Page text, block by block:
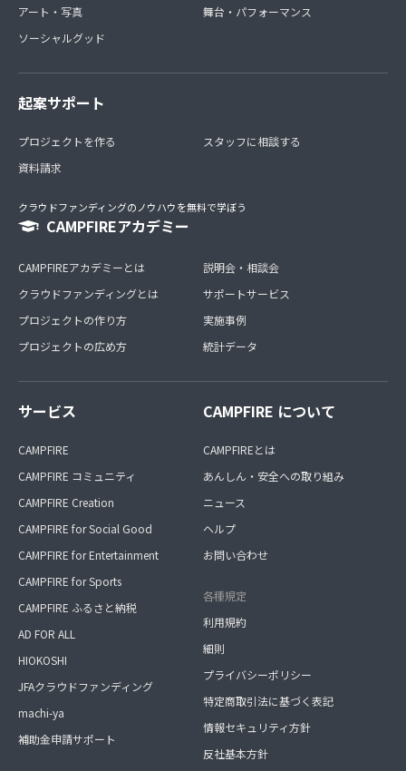
アート・写真
ソーシャルグッド
舞台・パフォーマンス
起案サポート
プロジェクトを作る
資料請求
スタッフに相談する
クラウドファンディングのノウハウを無料で学ぼう
CAMPFIREアカデミー
CAMPFIREアカデミーとは
クラウドファンディングとは
プロジェクトの作り方
プロジェクトの広め方
説明会・相談会
サポートサービス
実施事例
統計データ
サービス
CAMPFIRE
CAMPFIRE コミュニティ
CAMPFIRE Creation
CAMPFIRE for Social Good
CAMPFIRE for Entertainment
CAMPFIRE for Sports
CAMPFIRE ふるさと納税
AD FOR ALL
HIOKOSHI
JFAクラウドファンディング
machi-ya
補助金申請サポート
CAMPFIRE について
CAMPFIREとは
あんしん・安全への取り組み
ニュース
ヘルプ
お問い合わせ
各種規定
利用規約
細則
プライバシーポリシー
特定商取引法に基づく表記
情報セキュリティ方針
反社基本方針